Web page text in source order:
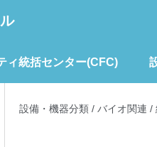
ィ統括センター(CFC)
設備・機器分類 / バイオ関連 /